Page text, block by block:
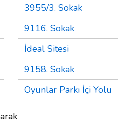
3955/3. Sokak
9116. Sokak
İdeal Sitesi
9158. Sokak
Oyunlar Parkı İçi Yolu